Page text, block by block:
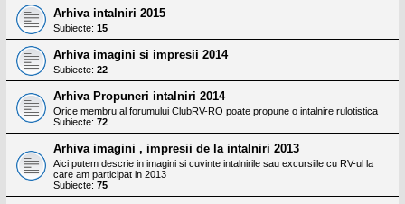
Arhiva intalniri 2015
Subiecte: 15
Arhiva imagini si impresii 2014
Subiecte: 22
Arhiva Propuneri intalniri 2014
Orice membru al forumului ClubRV-RO poate propune o intalnire rulotistica
Subiecte: 72
Arhiva imagini , impresii de la intalniri 2013
Aici putem descrie in imagini si cuvinte intalnirile sau excursiile cu RV-ul la
care am participat in 2013
Subiecte: 75